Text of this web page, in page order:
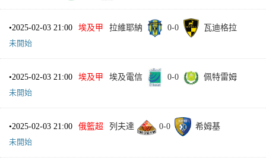
•2025-02-03 21:00 埃及甲 拉維耶納 0-0
瓦迪格拉
未開始
•2025-02-03 21:00 埃及甲 埃及電信 0-0
佩特雷姆
未開始
•2025-02-03 21:00 俄籃超 列夫達 0-0
希姆基
未開始